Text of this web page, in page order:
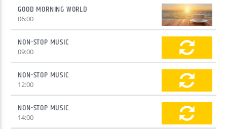
GOOD MORNING WORLD
06:00
NON-STOP MUSIC
09:00
NON-STOP MUSIC
12:00
NON-STOP MUSIC
14:00